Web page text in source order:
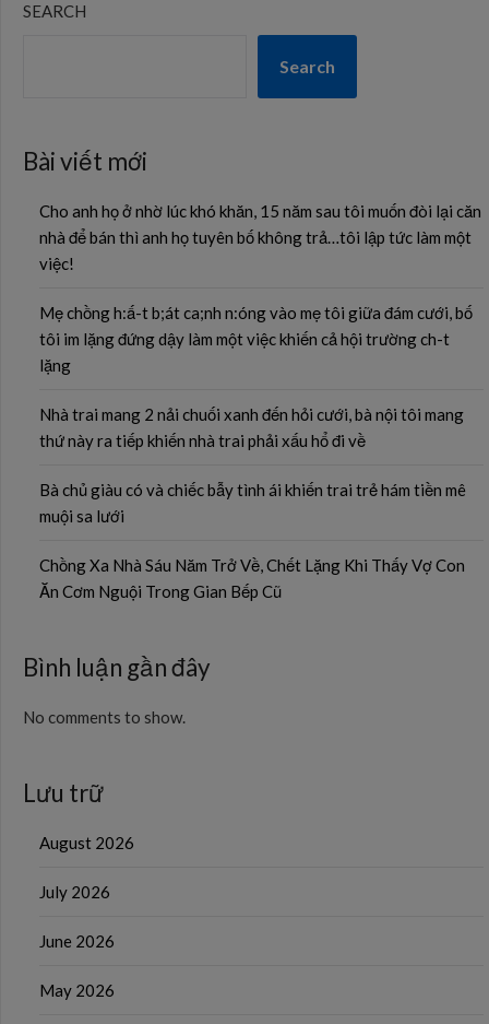
SEARCH
Search
Bài viết mới
Cho anh họ ở nhờ lúc khó khăn, 15 năm sau tôi muốn đòi lại căn
nhà để bán thì anh họ tuyên bố không trả…tôi lập tức làm một
việc!
Mẹ chồng h:ấ-t b;át ca;nh n:óng vào mẹ tôi giữa đám cưới, bố
tôi im lặng đứng dậy làm một việc khiến cả hội trường ch-t
lặng
Nhà trai mang 2 nải chuối xanh đến hỏi cưới, bà nội tôi mang
thứ này ra tiếp khiến nhà trai phải xấu hổ đi về
Bà chủ giàu có và chiếc bẫy tình ái khiến trai trẻ hám tiền mê
muội sa lưới
Chồng Xa Nhà Sáu Năm Trở Về, Chết Lặng Khi Thấy Vợ Con
Ăn Cơm Nguội Trong Gian Bếp Cũ
Bình luận gần đây
No comments to show.
Lưu trữ
August 2026
July 2026
June 2026
May 2026